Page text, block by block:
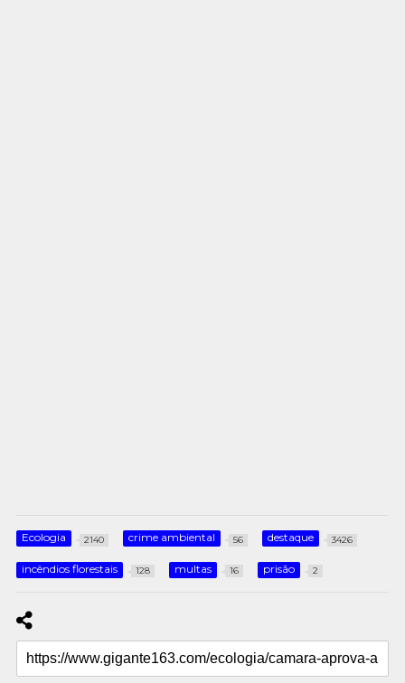
Ecologia 2140 crime ambiental 56 destaque 3426
incêndios florestais 128 multas 16 prisão 2